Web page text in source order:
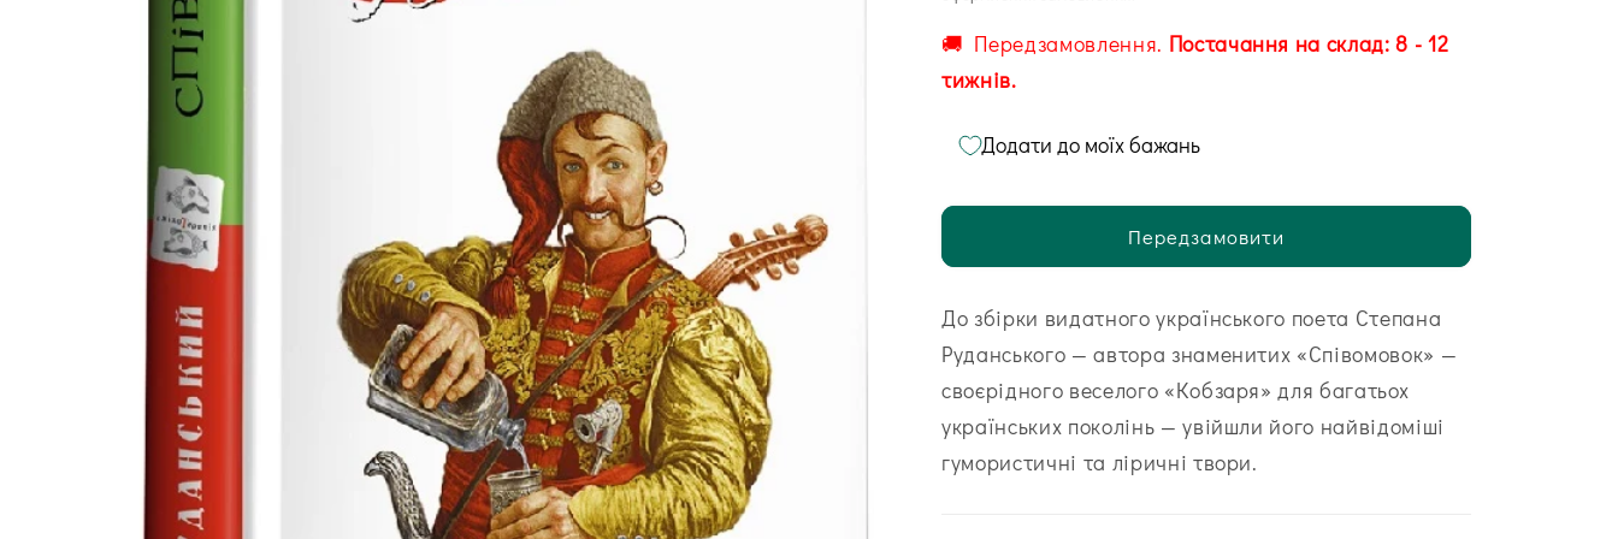
🚚 Передзамовлення. Постачання на склад: 8 - 12
тижнів.
Додати до моїх бажань
Передзамовити
До збірки видатного українського поета Степана
Рудан­ського — автора знаменитих «Співомовок» —
своєрідного веселого «Кобзаря» для багатьох
українських поколінь — увійшли його найвідоміші
гуморис­тичні та ліричні твори.